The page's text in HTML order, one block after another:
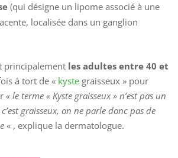
(qui désigne un lipome associé à une
localisée dans un ganglion
principalement les adultes entre 40 et
à tort de « kyste graisseux » pour
« le terme « Kyste graisseux » n’est pas un
graisseux, on ne parle donc pas de
« , explique la dermatologue.